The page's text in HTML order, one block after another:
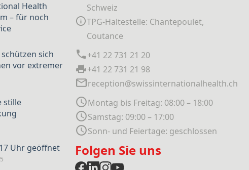
Health
– für noch
sich
vor extremer
stille
Uhr geöffnet
Schweiz
TPG-Haltestelle: Chantepoulet,
Coutance
+41 22 731 21 20
+41 22 731 21 98
reception@swissinternationalhealth.ch
Montag bis Freitag: 08:00 – 18:00
Samstag: 09:00 – 17:00
Sonn- und Feiertage: geschlossen
Folgen Sie uns